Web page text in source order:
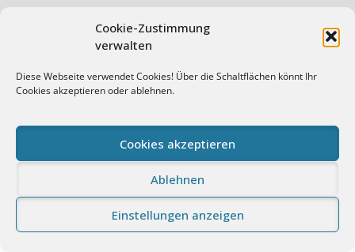
Cookie-Zustimmung
verwalten
Diese Webseite verwendet Cookies! Über die Schaltflächen könnt Ihr
Cookies akzeptieren oder ablehnen.
Cookies akzeptieren
Ablehnen
Einstellungen anzeigen
© Andreas Prasch Fotografie. All rights reserved.
Impressum
Datenschutz
Cookie-Richtlinie (EU)
Proudly powered by WordPress